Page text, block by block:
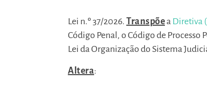
Lei n.º 37/2026. Transpõe a Diretiva
Código Penal, o Código de Processo
Lei da Organização do Sistema
Altera: